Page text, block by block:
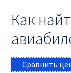
Как
Сравнить